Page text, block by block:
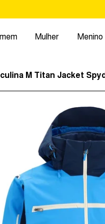
Mulher Menino
M Titan Jacket